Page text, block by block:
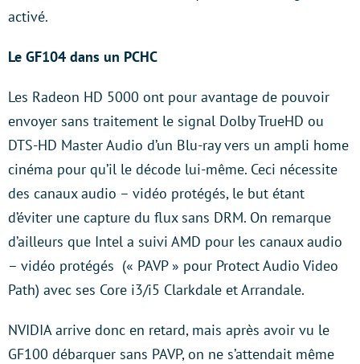
activé.
Le GF104 dans un PCHC
Les Radeon HD 5000 ont pour avantage de pouvoir
envoyer sans traitement le signal Dolby TrueHD ou
DTS-HD Master Audio d’un Blu-ray vers un ampli home
cinéma pour qu’il le décode lui-même. Ceci nécessite
des canaux audio – vidéo protégés, le but étant
d’éviter une capture du flux sans DRM. On remarque
d’ailleurs que Intel a suivi AMD pour les canaux audio
– vidéo protégés (« PAVP » pour Protect Audio Video
Path) avec ses Core i3/i5 Clarkdale et Arrandale.
NVIDIA arrive donc en retard, mais après avoir vu le
GF100 débarquer sans PAVP, on ne s’attendait même